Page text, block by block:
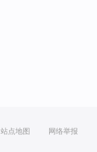
站点地图 网络举报